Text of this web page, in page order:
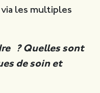
les multiples
? Quelles sont
de soin et